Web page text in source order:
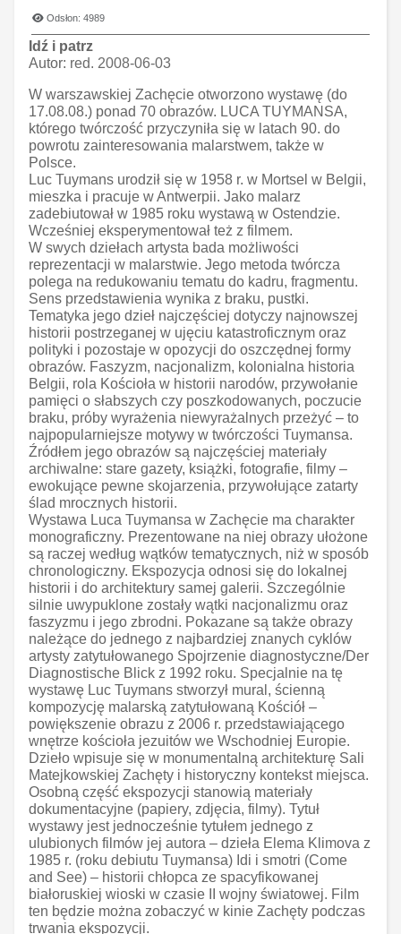
Odsłon: 4989
Idź i patrz
Autor: red. 2008-06-03
W warszawskiej Zachęcie otworzono wystawę (do
17.08.08.) ponad 70 obrazów. LUCA TUYMANSA,
którego twórczość przyczyniła się w latach 90. do
powrotu zainteresowania malarstwem, także w
Polsce.
Luc Tuymans urodził się w 1958 r. w Mortsel w Belgii,
mieszka i pracuje w Antwerpii. Jako malarz
zadebiutował w 1985 roku wystawą w Ostendzie.
Wcześniej eksperymentował też z filmem.
W swych dziełach artysta bada możliwości
reprezentacji w malarstwie. Jego metoda twórcza
polega na redukowaniu tematu do kadru, fragmentu.
Sens przedstawienia wynika z braku, pustki.
Tematyka jego dzieł najczęściej dotyczy najnowszej
historii postrzeganej w ujęciu katastroficznym oraz
polityki i pozostaje w opozycji do oszczędnej formy
obrazów. Faszyzm, nacjonalizm, kolonialna historia
Belgii, rola Kościoła w historii narodów, przywołanie
pamięci o słabszych czy poszkodowanych, poczucie
braku, próby wyrażenia niewyrażalnych przeżyć – to
najpopularniejsze motywy w twórczości Tuymansa.
Źródłem jego obrazów są najczęściej materiały
archiwalne: stare gazety, książki, fotografie, filmy –
ewokujące pewne skojarzenia, przywołujące zatarty
ślad mrocznych historii.
Wystawa Luca Tuymansa w Zachęcie ma charakter
monograficzny. Prezentowane na niej obrazy ułożone
są raczej według wątków tematycznych, niż w sposób
chronologiczny. Ekspozycja odnosi się do lokalnej
historii i do architektury samej galerii. Szczególnie
silnie uwypuklone zostały wątki nacjonalizmu oraz
faszyzmu i jego zbrodni. Pokazane są także obrazy
należące do jednego z najbardziej znanych cyklów
artysty zatytułowanego Spojrzenie diagnostyczne/Der
Diagnostische Blick z 1992 roku. Specjalnie na tę
wystawę Luc Tuymans stworzył mural, ścienną
kompozycję malarską zatytułowaną Kościół –
powiększenie obrazu z 2006 r. przedstawiającego
wnętrze kościoła jezuitów we Wschodniej Europie.
Dzieło wpisuje się w monumentalną architekturę Sali
Matejkowskiej Zachęty i historyczny kontekst miejsca.
Osobną część ekspozycji stanowią materiały
dokumentacyjne (papiery, zdjęcia, filmy). Tytuł
wystawy jest jednocześnie tytułem jednego z
ulubionych filmów jej autora – dzieła Elema Klimova z
1985 r. (roku debiutu Tuymansa) Idi i smotri (Come
and See) – historii chłopca ze spacyfikowanej
białoruskiej wioski w czasie II wojny światowej. Film
ten będzie można zobaczyć w kinie Zachęty podczas
trwania ekspozycji.